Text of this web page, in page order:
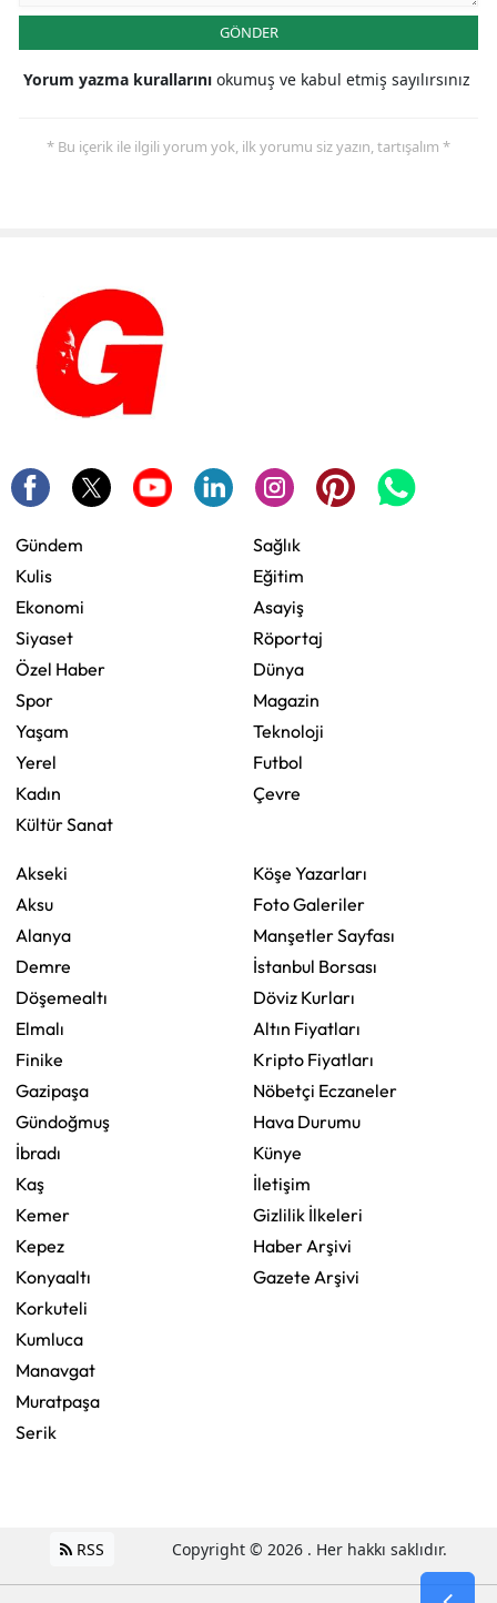
GÖNDER
Yorum yazma kurallarını okumuş ve kabul etmiş sayılırsınız
* Bu içerik ile ilgili yorum yok, ilk yorumu siz yazın, tartışalım *
Gündem
Kulis
Ekonomi
Siyaset
Özel Haber
Spor
Yaşam
Yerel
Kadın
Kültür Sanat
Sağlık
Eğitim
Asayiş
Röportaj
Dünya
Magazin
Teknoloji
Futbol
Çevre
Akseki
Aksu
Alanya
Demre
Döşemealtı
Elmalı
Finike
Gazipaşa
Gündoğmuş
İbradı
Kaş
Kemer
Kepez
Konyaaltı
Korkuteli
Kumluca
Manavgat
Muratpaşa
Serik
Köşe Yazarları
Foto Galeriler
Manşetler Sayfası
İstanbul Borsası
Döviz Kurları
Altın Fiyatları
Kripto Fiyatları
Nöbetçi Eczaneler
Hava Durumu
Künye
İletişim
Gizlilik İlkeleri
Haber Arşivi
Gazete Arşivi
RSS Copyright © 2026 . Her hakkı saklıdır.